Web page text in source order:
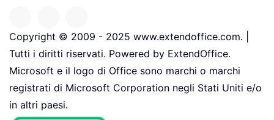
Copyright © 2009 - 2025 www.extendoffice.com. |
Tutti i diritti riservati. Powered by ExtendOffice.
Microsoft e il logo di Office sono marchi o marchi
registrati di Microsoft Corporation negli Stati Uniti e/o
in altri paesi.